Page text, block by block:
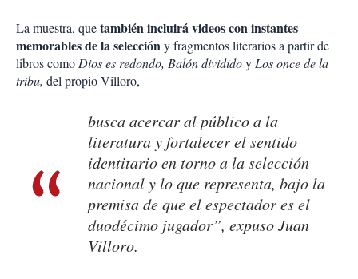
La muestra, quetambién incluirá videos con instantes
memorables de la seleccióny fragmentos literarios a partir de
libros comoDios es redondo, Balón divididoyLos once de la
tribu, del propio Villoro,
busca acercar al público a la
literatura y fortalecer el sentido
identitario en torno a la selección
nacional y lo que representa, bajo la
premisa de que el espectador es el
duodécimo jugador”, expuso Juan
Villoro.